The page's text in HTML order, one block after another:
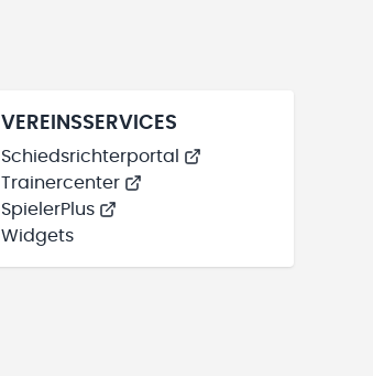
VEREINSSERVICES
Schiedsrichterportal
Trainercenter
SpielerPlus
Widgets